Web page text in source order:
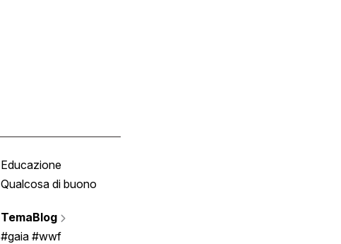
Educazione
Qualcosa di buono
TemaBlog
#gaia #wwf